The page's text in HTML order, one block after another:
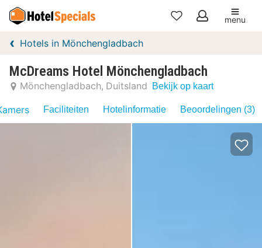
Mijn
menu
Hotels in Mönchengladbach
McDreams Hotel Mönchengladbach
Mönchengladbach Duitsland Bekijk op kaart
Faciliteiten Hotelinformatie Beoordelingen (3)